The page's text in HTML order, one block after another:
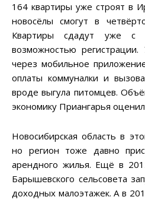
164 квартиры уже строят в
новосёлы смогут в
Квартиры сдадут уже с
возможностью
через мобильное
оплаты коммуналки и
вроде выгула питомцев.
экономику Приангарья
Новосибирская область в
но регион тоже давно
арендного жилья. Ещё в
Барышевского сельсовета
доходных малоэтажек. А в